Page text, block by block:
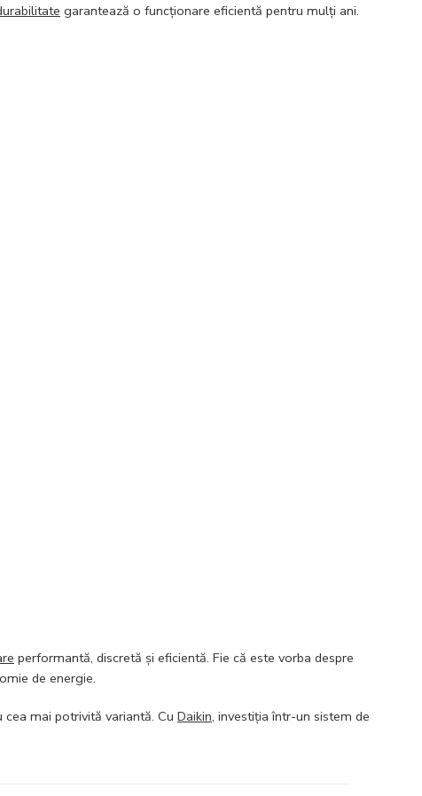
garantează o funcționare eficientă pentru mulți ani.
performantă, discretă și eficientă. Fie că este vorba despre
de energie.
cea mai potrivită variantă. Cu Daikin, investiția într-un sistem de